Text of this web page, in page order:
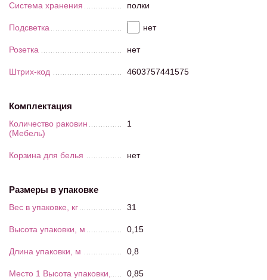
Система хранения полки
Подсветка нет
Розетка нет
Штрих-код 4603757441575
Комплектация
Количество раковин
(Мебель)
1
Корзина для белья нет
Размеры в упаковке
Вес в упаковке, кг 31
Высота упаковки, м 0,15
Длина упаковки, м 0,8
Место 1 Высота упаковки,
0,85